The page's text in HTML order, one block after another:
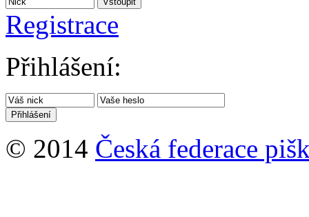
Registrace
Přihlášení:
© 2014 Česká federace